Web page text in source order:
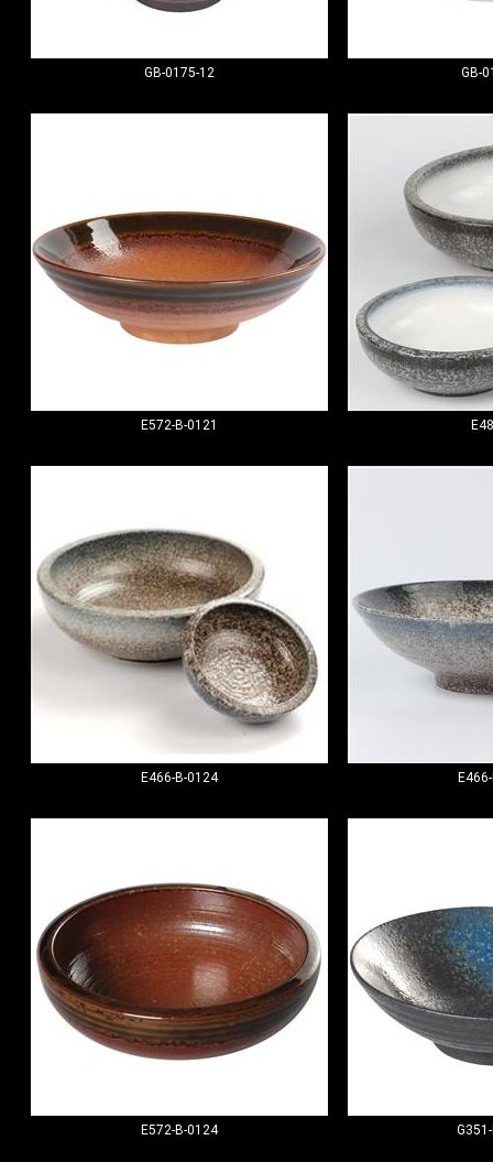
GB-0175-12 GB-
E572-B-0121
E466-B-0124
E572-B-0124